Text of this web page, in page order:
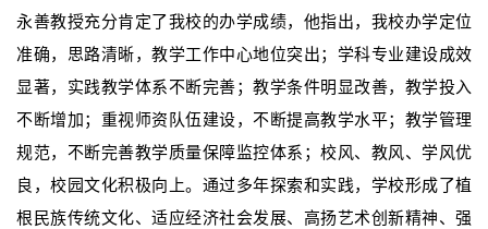
永善教授充分肯定了我校的办学成绩，他指出，我校办学定位
准确，思路清晰，教学工作中心地位突出；学科专业建设成效
显著，实践教学体系不断完善；教学条件明显改善，教学投入
不断增加；重视师资队伍建设，不断提高教学水平；教学管理
规范，不断完善教学质量保障监控体系；校风、教风、学风优
良，校园文化积极向上。通过多年探索和实践，学校形成了植
根民族传统文化、适应经济社会发展、高扬艺术创新精神、强